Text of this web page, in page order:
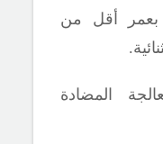
بعمر أقل من
المضادة